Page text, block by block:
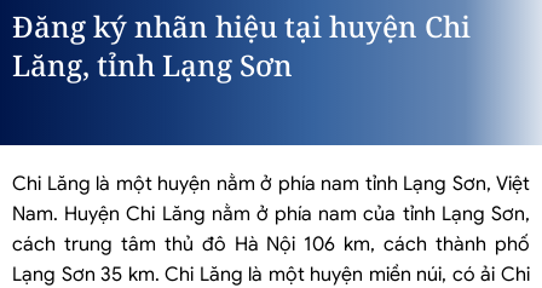
Đăng ký nhãn hiệu tại huyện Chi
Lăng, tỉnh Lạng Sơn
Chi Lăng là một huyện nằm ở phía nam tỉnh Lạng Sơn, Việt
Nam. Huyện Chi Lăng nằm ở phía nam của tỉnh Lạng Sơn,
cách trung tâm thủ đô Hà Nội 106 km, cách thành phố
Lạng Sơn 35 km. Chi Lăng là một huyện miền núi, có ải Chi